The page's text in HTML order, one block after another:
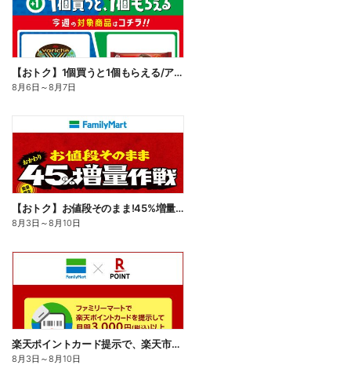
【おトク】1個買うと1個もらえる/アイス
8月6日 ～8月7日
【おトク】お値段そのまま!45%増量作戦!
8月3日 ～8月10日
楽天ポイントカード提示で、楽天市場でのお買い物がおトクに!
8月3日 ～8月10日